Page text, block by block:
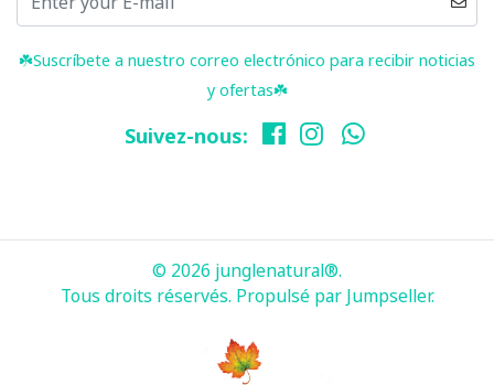
☘️ Suscríbete a nuestro correo electrónico para recibir noticias
y ofertas☘️
Suivez-nous:
© 2026 junglenatural®.
Tous droits réservés. Propulsé par Jumpseller.